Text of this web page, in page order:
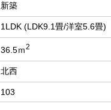
新築
1LDK (LDK9.1畳/洋室5.6畳)
36.5ｍ2
北西
103